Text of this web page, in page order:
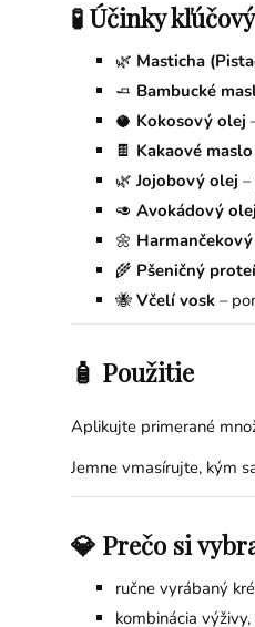
🧪 Účinky
🌿 Masticha
🧈 Bambucké
🥥 Kokosový olej
🍫 Kakaové maslo
🌿 Jojobový olej
🥑 Avokádový olej
🌼
🌾 Pšeničný
🐝 Včelí vosk–
🧴 Použitie
Aplikujte primerané
Jemne vmasírujte, kým
💎 Prečo si
ručne vyrábaný
kombinácia